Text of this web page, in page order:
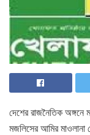
দেশের রাজনৈতিক অঙ্গনে
মজলিসের আমির মাওলানা